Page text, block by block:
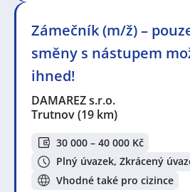
Zámečník (m/ž) –
směny s nástupem
ihned!
DAMAREZ s.r.o.
Trutnov(19 km)
30 000 – 40 000 Kč
Plný úvazek, Zkrácený
Vhodné také pro cizince